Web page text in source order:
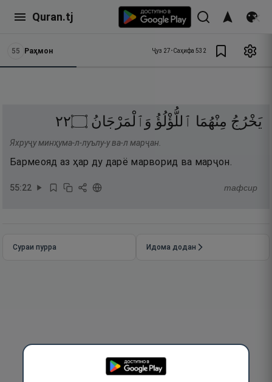
Quran.tj
55 Раҳмон Ҷуз 27•Саҳифа 532
يَخْرُجُ مِنْهُمَا ٱللُّؤْلُؤُ وَٱلْمَرْجَانُ ۝٢٢
Яхруҷу минҳума-л-луълу-у ва-л марҷан.
Бармеояд аз ҳар ду дарё марворид ва марҷон.
55:22 тафсир
Сураи пурра Идома додан